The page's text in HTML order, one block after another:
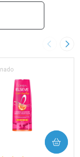
Desconto Convênio
Imagem
COMPRAR